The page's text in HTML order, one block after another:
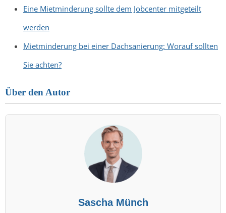
Eine Mietminderung sollte dem Jobcenter mitgeteilt
werden
Mietminderung bei einer Dachsanierung: Worauf sollten
Sie achten?
Über den Autor
Sascha Münch